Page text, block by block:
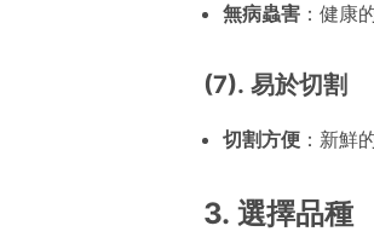
無病蟲害 ：健康
(7). 易於切割
切割方便 ：新鮮
3. 選擇品種